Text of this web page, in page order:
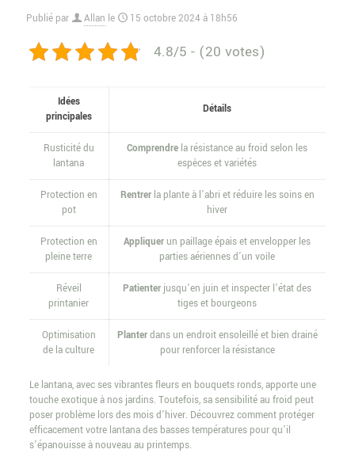
Publié par Allan le 15 octobre 2024 à 18h56
4.8/5 - (20 votes)
Idées
principales
Détails
Rusticité du
lantana
Comprendre la résistance au froid selon les
espèces et variétés
Protection en
pot
Rentrerla plante à l’abri et réduire les soins en
hiver
Protection en
pleine terre
Appliquer un paillage épais et envelopper les
parties aériennes d’un voile
Réveil
printanier
Patienter jusqu’en juin et inspecter l’état des
tiges et bourgeons
Optimisation
de la culture
Planterdans un endroit ensoleillé et bien drainé
pour renforcer la résistance
Le lantana, avec ses vibrantes fleurs en bouquets ronds, apporte une
touche exotique à nos jardins. Toutefois, sa sensibilité au froid peut
poser problème lors des mois d’hiver. Découvrez comment protéger
efficacement votre lantana des basses températures pour qu’il
s’épanouisse à nouveau au printemps.